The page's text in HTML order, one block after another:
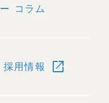
remove コラム
採用情報 open_in_new